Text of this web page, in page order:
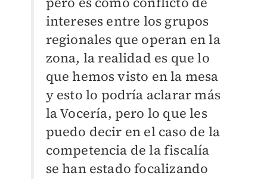
intereses entre los grupos
regionales que operan en la
zona, la realidad es que lo
que hemos visto en la mesa
y esto lo podría aclarar más
la Vocería, pero lo que les
puedo decir en el caso de la
competencia de la fiscalía
se han estado focalizando